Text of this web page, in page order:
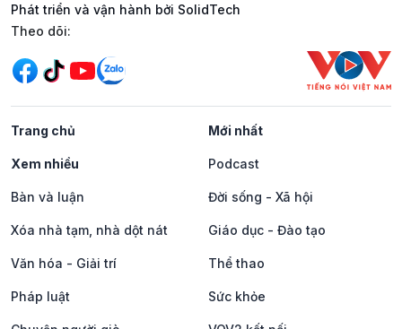
Phát triển và vận hành bởi SolidTech
Mạng xã hội
Theo dõi:
Trang chủ Mới nhất
Xem nhiều Podcast
Bàn và luận Đời sống - Xã hội
Xóa nhà tạm, nhà dột nát Giáo dục - Đào tạo
Văn hóa - Giải trí Thể thao
Pháp luật Sức khỏe